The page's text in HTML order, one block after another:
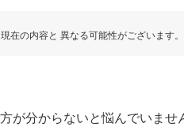
在の内容と 異なる可能性がございます。
が分からないと悩んでいま